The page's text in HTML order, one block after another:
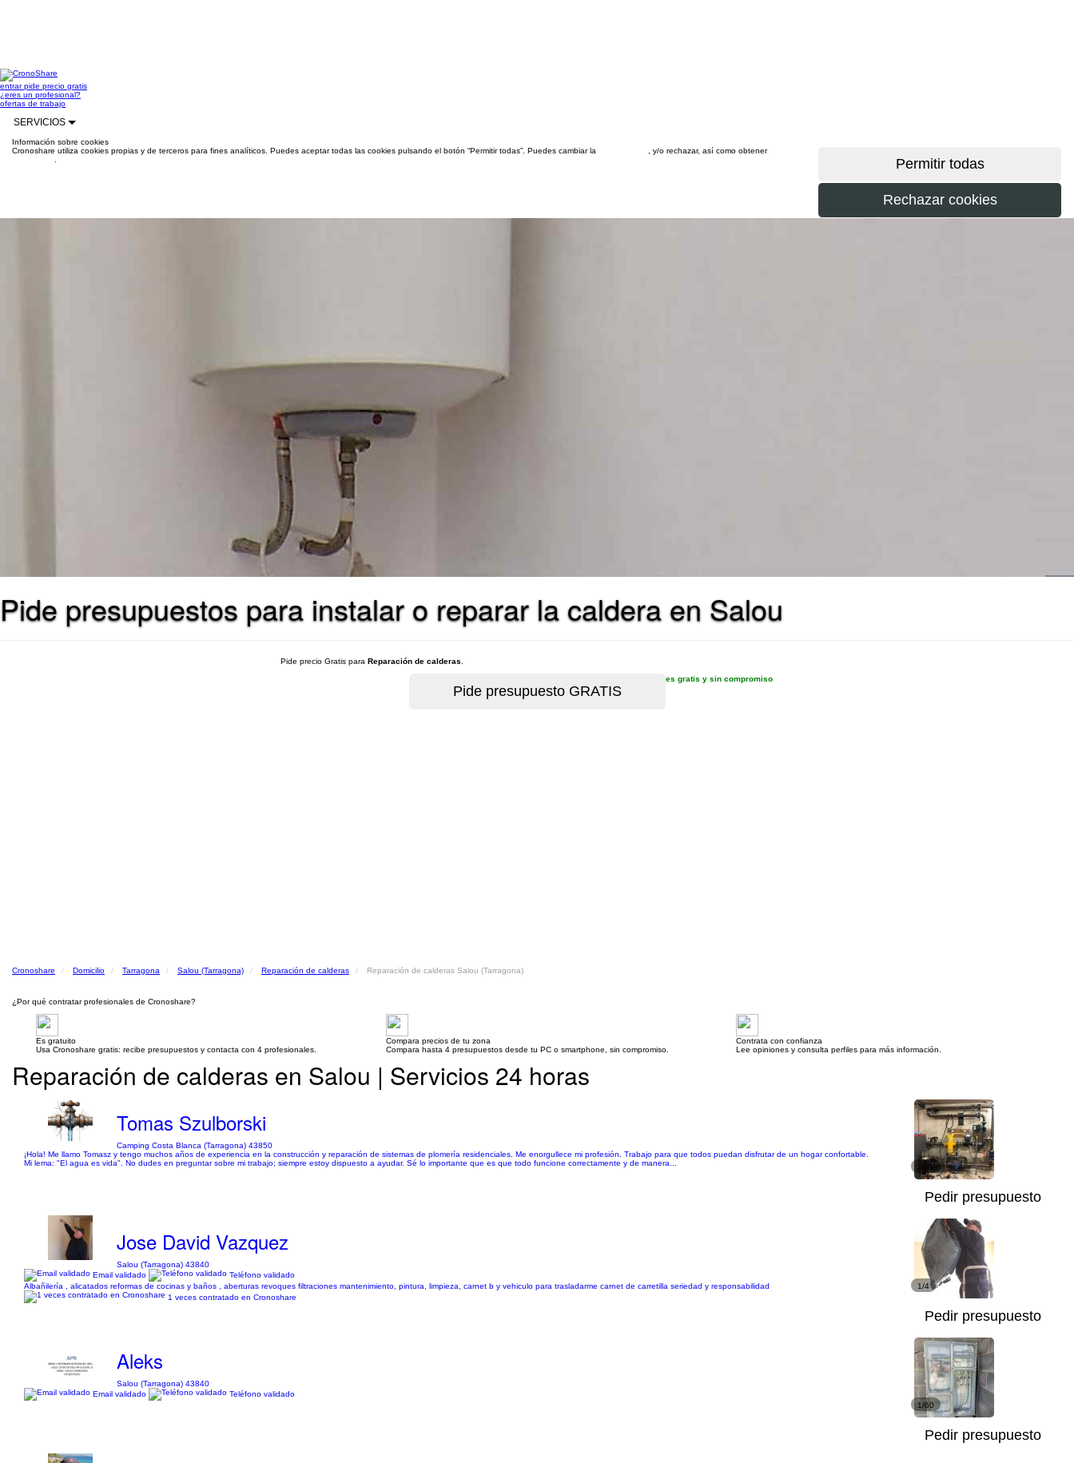
entrarpide precio gratis
¿eres un profesional?
ofertas de trabajo
SERVICIOS
Información sobre cookies
Cronoshare utiliza cookies propias y de terceros para fines analíticos. Puedes aceptar todas las cookies pulsando el botón “Permitir todas”. Puedes cambiar la
, y/o rechazar, así como obtener
Pide presupuestos para instalar o reparar la caldera en Salou
Pide precio Gratis para Reparación de calderas
es gratis y sin compromiso
Cronoshare Domicilio Tarragona Salou (Tarragona) Reparación de calderas Reparación de calderas Salou (Tarragona)
¿Por qué contratar profesionales de Cronoshare?
Es gratuito
Usa Cronoshare gratis: recibe presupuestos y contacta con 4 profesionales.
Compara precios de tu zona
Compara hasta 4 presupuestos desde tu PC o smartphone, sin compromiso.
Contrata con confianza
Lee opiniones y consulta perfiles para más información.
Reparación de calderas en Salou | Servicios 24 horas
Tomas Szulborski
Camping Costa Blanca (Tarragona) 43850
¡Hola! Me llamo Tomasz y tengo muchos años de experiencia en la construcción y reparación de sistemas de plomería residenciales. Me enorgullece mi profesión. Trabajo para que todos puedan disfrutar de un hogar confortable.
Mi lema: "El agua es vida". No dudes en preguntar sobre mi trabajo; siempre estoy dispuesto a ayudar. Sé lo importante que es que todo funcione correctamente y de manera...
1/21
Pedir presupuesto
Jose David Vazquez
Salou (Tarragona) 43840
Email validado
Teléfono validado
Albañilería , alicatados reformas de cocinas y baños , aberturas revoques filtraciones mantenimiento, pintura, limpieza, carnet b y vehiculo para trasladarme carnet de carretilla seriedad y responsabilidad
1 veces contratado en Cronoshare
1/4
Pedir presupuesto
Aleks
Salou (Tarragona) 43840
Email validado
Teléfono validado
1/60
Pedir presupuesto